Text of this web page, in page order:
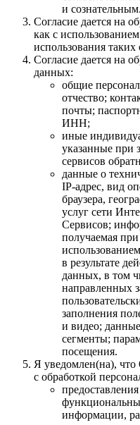
и сознательным.
Согласие дается на
как с
использования таких
Согласие дается на
данных:
общие
отчество;
почты;
ИНН;
иные
указанные при
сервисов
данные о
IP-адрес, вид
браузера,
услуг сети
Сервисов;
получаемая
в результате
данных, в том
направленных
заполнения
и видео;
сегменты;
посещения.
Я уведомлен(на), что
с обработкой
информации,